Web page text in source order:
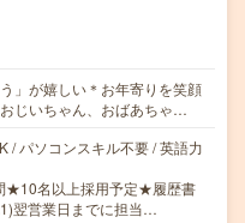
」が嬉しい＊お年寄りを笑顔
じいちゃん、おばあちゃ…
/ パソコンスキル不要 / 英語力
★10名以上採用予定★履歴書
翌営業日までに担当…